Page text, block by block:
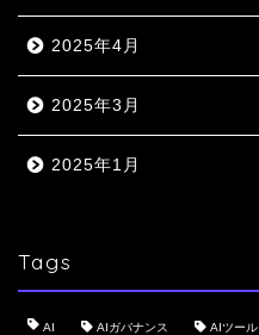
2025年4月
2025年3月
2025年1月
Tags
AI AIガバナンス AIツール